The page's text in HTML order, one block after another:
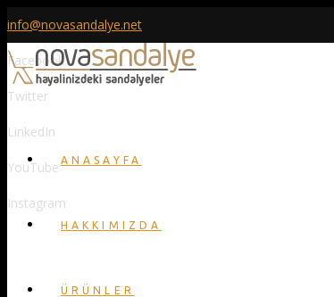
info@novasandalye.net
Facebook
Twitter
LinkedIn
YouTube
Instagram
ANASAYFA
HAKKIMIZDA
ÜRÜNLER